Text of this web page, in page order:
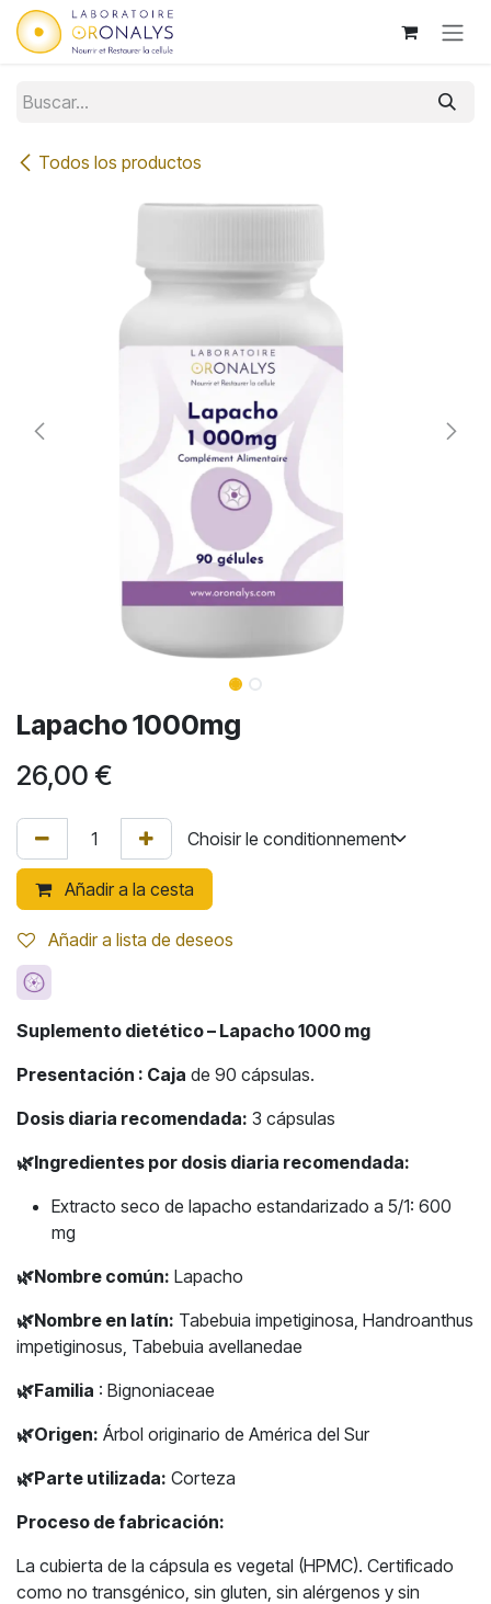
Ir al contenido
Todos los productos
Lapacho 1000mg
26,00 €
Añadir a la cesta
Añadir a lista de deseos
Suplemento dietético – Lapacho 1000 mg
Presentación : Caja de 90 cápsulas.
Dosis diaria recomendada: 3 cápsulas
🌿Ingredientes por dosis diaria recomendada:
Extracto seco de lapacho estandarizado a 5/1: 600
mg
🌿Nombre común: Lapacho
🌿Nombre en latín: Tabebuia impetiginosa, Handroanthus
impetiginosus, Tabebuia avellanedae
🌿Familia : Bignoniaceae
🌿Origen: Árbol originario de América del Sur
🌿Parte utilizada: Corteza
Proceso de fabricación:
La cubierta de la cápsula es vegetal (HPMC). Certificado
como no transgénico, sin gluten, sin alérgenos y sin